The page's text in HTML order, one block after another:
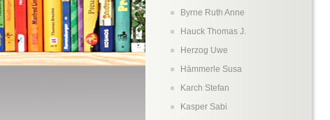
Byrne Ruth Anne
Hauck Thomas J.
Herzog Uwe
Hämmerle Susa
Karch Stefan
Kasper Sabi